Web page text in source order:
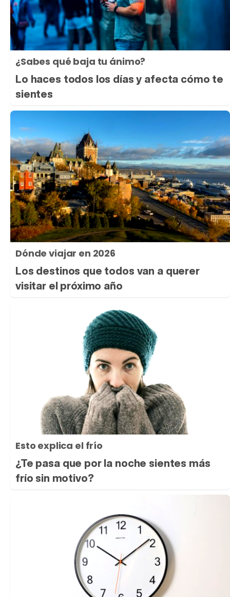
¿Sabes qué baja tu ánimo?
Lo haces todos los días y afecta cómo te
sientes
Dónde viajar en 2026
Los destinos que todos van a querer
visitar el próximo año
Esto explica el frío
¿Te pasa que por la noche sientes más
frío sin motivo?